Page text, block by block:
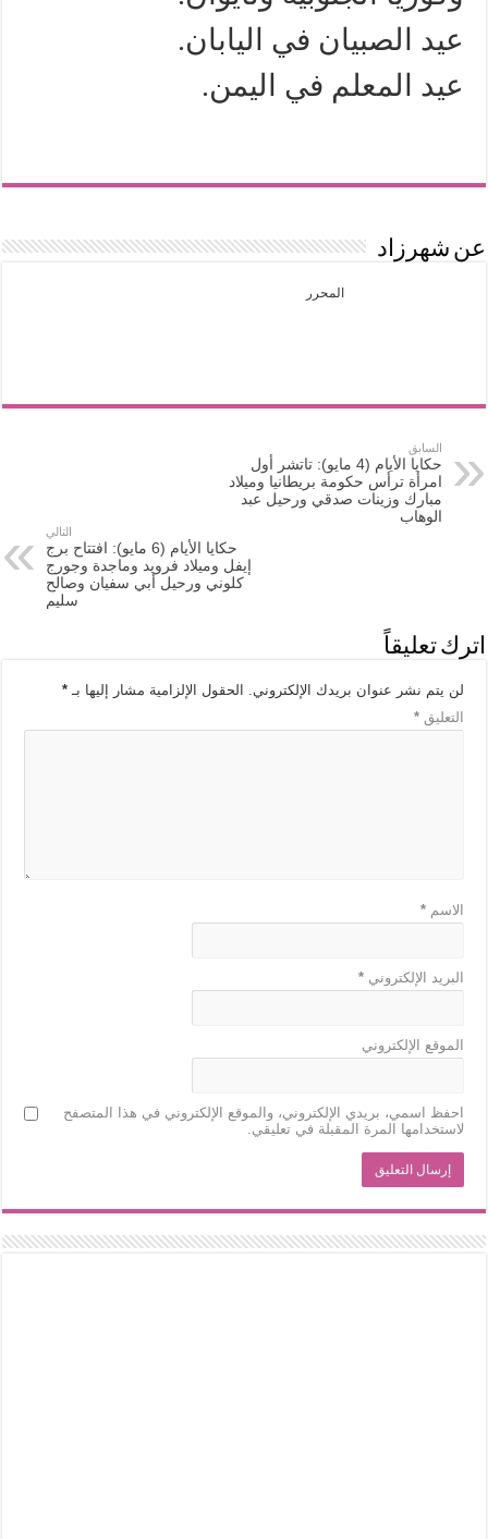
عيد الصبيان في اليابان.
عيد المعلم في اليمن.
عن شهرزاد
المحرر
السابق
حكايا الأيام (4 مايو): تاتشر أول
امرأة ترأس حكومة بريطانيا وميلاد
مبارك وزينات صدقي ورحيل عبد
الوهاب
التالي
حكايا الأيام (6 مايو): افتتاح برج
إيفل وميلاد فرويد وماجدة وجورج
كلوني ورحيل أبي سفيان وصالح
سليم
اترك تعليقاً
لن يتم نشر عنوان بريدك الإلكتروني. الحقول الإلزامية مشار إليها بـ*
التعليق*
الاسم*
البريد الإلكتروني*
الموقع الإلكتروني
احفظ اسمي، بريدي الإلكتروني، والموقع الإلكتروني في هذا المتصفح
لاستخدامها المرة المقبلة في تعليقي.